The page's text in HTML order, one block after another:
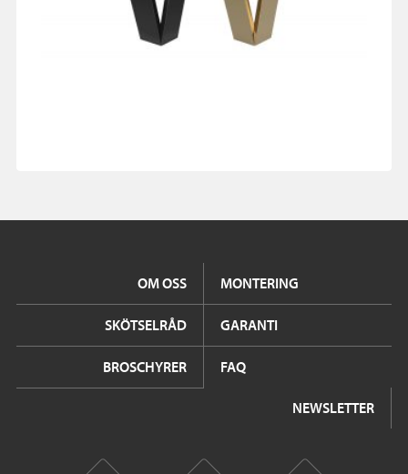
OM OSS MONTERING
SKÖTSELRÅD GARANTI
BROSCHYRER FAQ
NEWSLETTER